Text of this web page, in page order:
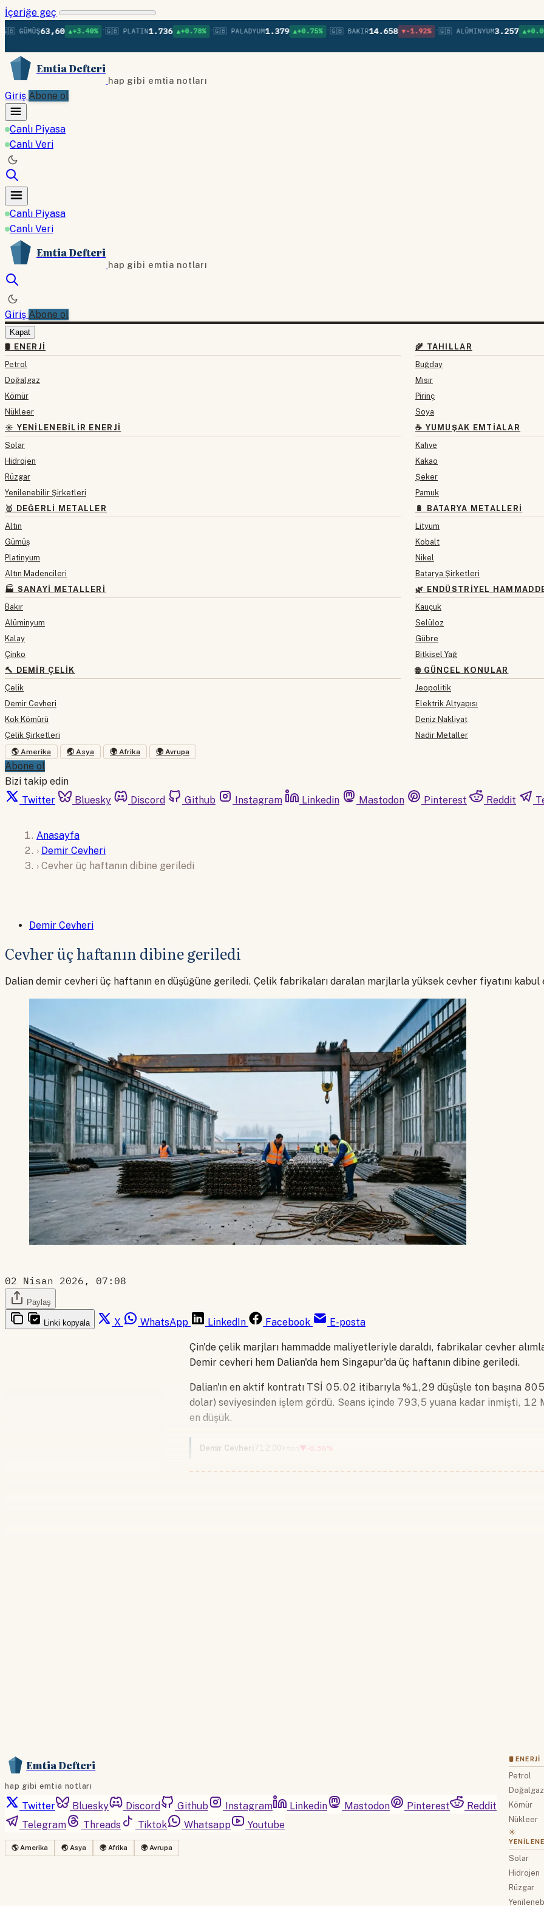
İçeriğe geç
63,60 ▲+3.40% •🇬🇧 PLATIN1.736 ▲+0.78% •🇬🇧 PALADYUM1.379 ▲+0.75% •🇬🇧 BAKIR14.658 ▼-1.92% •🇬🇧 ALÜMINYUM3.257 ▲+0.09% •
Emtia Defteri
hap gibi emtia notları
Giriş Abone ol
Canlı Piyasa
Canlı Veri
Canlı Piyasa
Canlı Veri
Emtia Defteri
hap gibi emtia notları
Giriş Abone ol
Kapat
🛢 ENERJI
Petrol
Doğalgaz
Kömür
Nükleer
☀️ YENILENEBILIR ENERJI
Solar
Hidrojen
Rüzgar
Yenilenebilir Şirketleri
🥇 DEĞERLI METALLER
Altın
Gümüş
Platinyum
Altın Madencileri
🏭 SANAYI METALLERI
Bakır
Alüminyum
Kalay
Çinko
🔨 DEMIR ÇELIK
Çelik
Demir Cevheri
Kok Kömürü
Çelik Şirketleri
🌾 TAHILLAR
Buğday
Mısır
Pirinç
Soya
☕ YUMUŞAK EMTIALAR
Kahve
Kakao
Şeker
Pamuk
🔋 BATARYA METALLERI
Lityum
Kobalt
Nikel
Batarya Şirketleri
🌿 ENDÜSTRIYEL
Kauçuk
Selüloz
Gübre
Bitkisel Yağ
🌐 GÜNCEL KONULAR
Jeopolitik
Elektrik Altyapısı
Deniz Nakliyat
Nadir Metaller
🌎 Amerika 🌏 Asya 🌍 Afrika 🌍 Avrupa
Abone ol
Bizi takip edin
Twitter
Bluesky Discord Github Instagram Linkedin Mastodon Pinterest Reddit
Anasayfa
› Demir Cevheri
› Cevher üç haftanın dibine geriledi
Demir Cevheri
Cevher üç haftanın dibine geriledi
Dalian demir cevheri üç haftanın en düşüğüne geriledi. Çelik fabrikaları daralan marjlarla yüksek cevher fiyatını
02 Nisan 2026, 07:08
Paylaş
Linki kopyala X WhatsApp LinkedIn Facebook E-posta
Çin'de çelik marjları hammadde maliyetleriyle daraldı, fabrikalar cevher
Demir cevheri hem Dalian'da hem Singapur'da üç haftanın dibine geriledi.
Dalian'ın en aktif kontratı TSİ 05.02 itibarıyla %1,29 düşüşle ton başına
dolar) seviyesinden işlem gördü. Seans içinde 793,5 yuana kadar inmişti, 12
en düşük.
Demir Cevheri712,00 ▼-0.56%
Emtia Defteri
hap gibi emtia notları
Twitter Bluesky Discord Github Instagram Linkedin Mastodon Pinterest
Reddit
Telegram
Threads Tiktok Whatsapp Youtube
🌎 Amerika 🌏 Asya 🌍 Afrika 🌍 Avrupa
🛢 ENERJI
Petrol
Doğalgaz
Kömür
Nükleer
☀️
Solar
Hidrojen
Rüzgar